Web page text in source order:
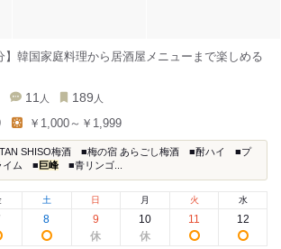
】韓国家庭料理から居酒屋メニューまで楽しめる
11 人 189 人
￥1,000～￥1,999
TAN SHISO梅酒 ■梅の宿 あらごし梅酒 ■酎ハイ ■プ
イム ■ 巨峰 ■青リンゴ...
土
8
日
9
月
10
火
11
水
12